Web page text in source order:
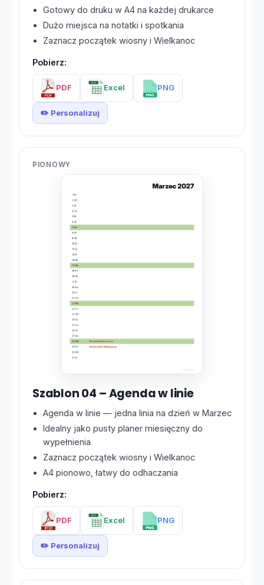
Gotowy do druku w A4 na każdej drukarce
Dużo miejsca na notatki i spotkania
Zaznacz początek wiosny i Wielkanoc
Pobierz:
PDF Excel PNG
✏️ Personalizuj
PIONOWY
Szablon 04 – Agenda w linie
Agenda w linie — jedna linia na dzień w Marzec
Idealny jako pusty planer miesięczny do
wypełnienia
Zaznacz początek wiosny i Wielkanoc
A4 pionowo, łatwy do odhaczania
Pobierz:
PDF Excel PNG
✏️ Personalizuj